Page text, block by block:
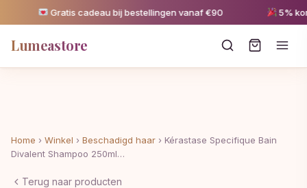
Gratis cadeau bij bestellingen vanaf €90 5%
Lumeastore
Home › Winkel › Beschadigd haar › Kérastase Specifique Bain
Divalent Shampoo 250ml…
Terug naar producten